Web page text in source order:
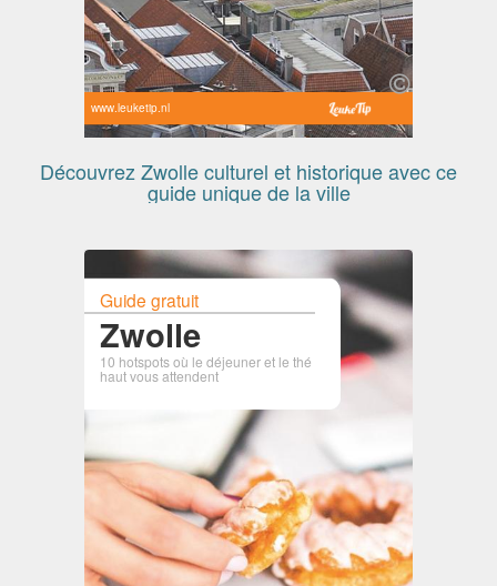
www.leuketip.nl
Découvrez Zwolle culturel et historique avec ce
guide unique de la ville
Guide gratuit
Zwolle
10 hotspots où le déjeuner et le thé
haut vous attendent